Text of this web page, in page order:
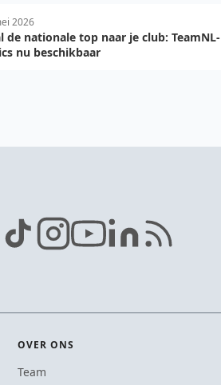
2026
de nationale top naar je club: TeamNL-
nu beschikbaar
OVER ONS
Team